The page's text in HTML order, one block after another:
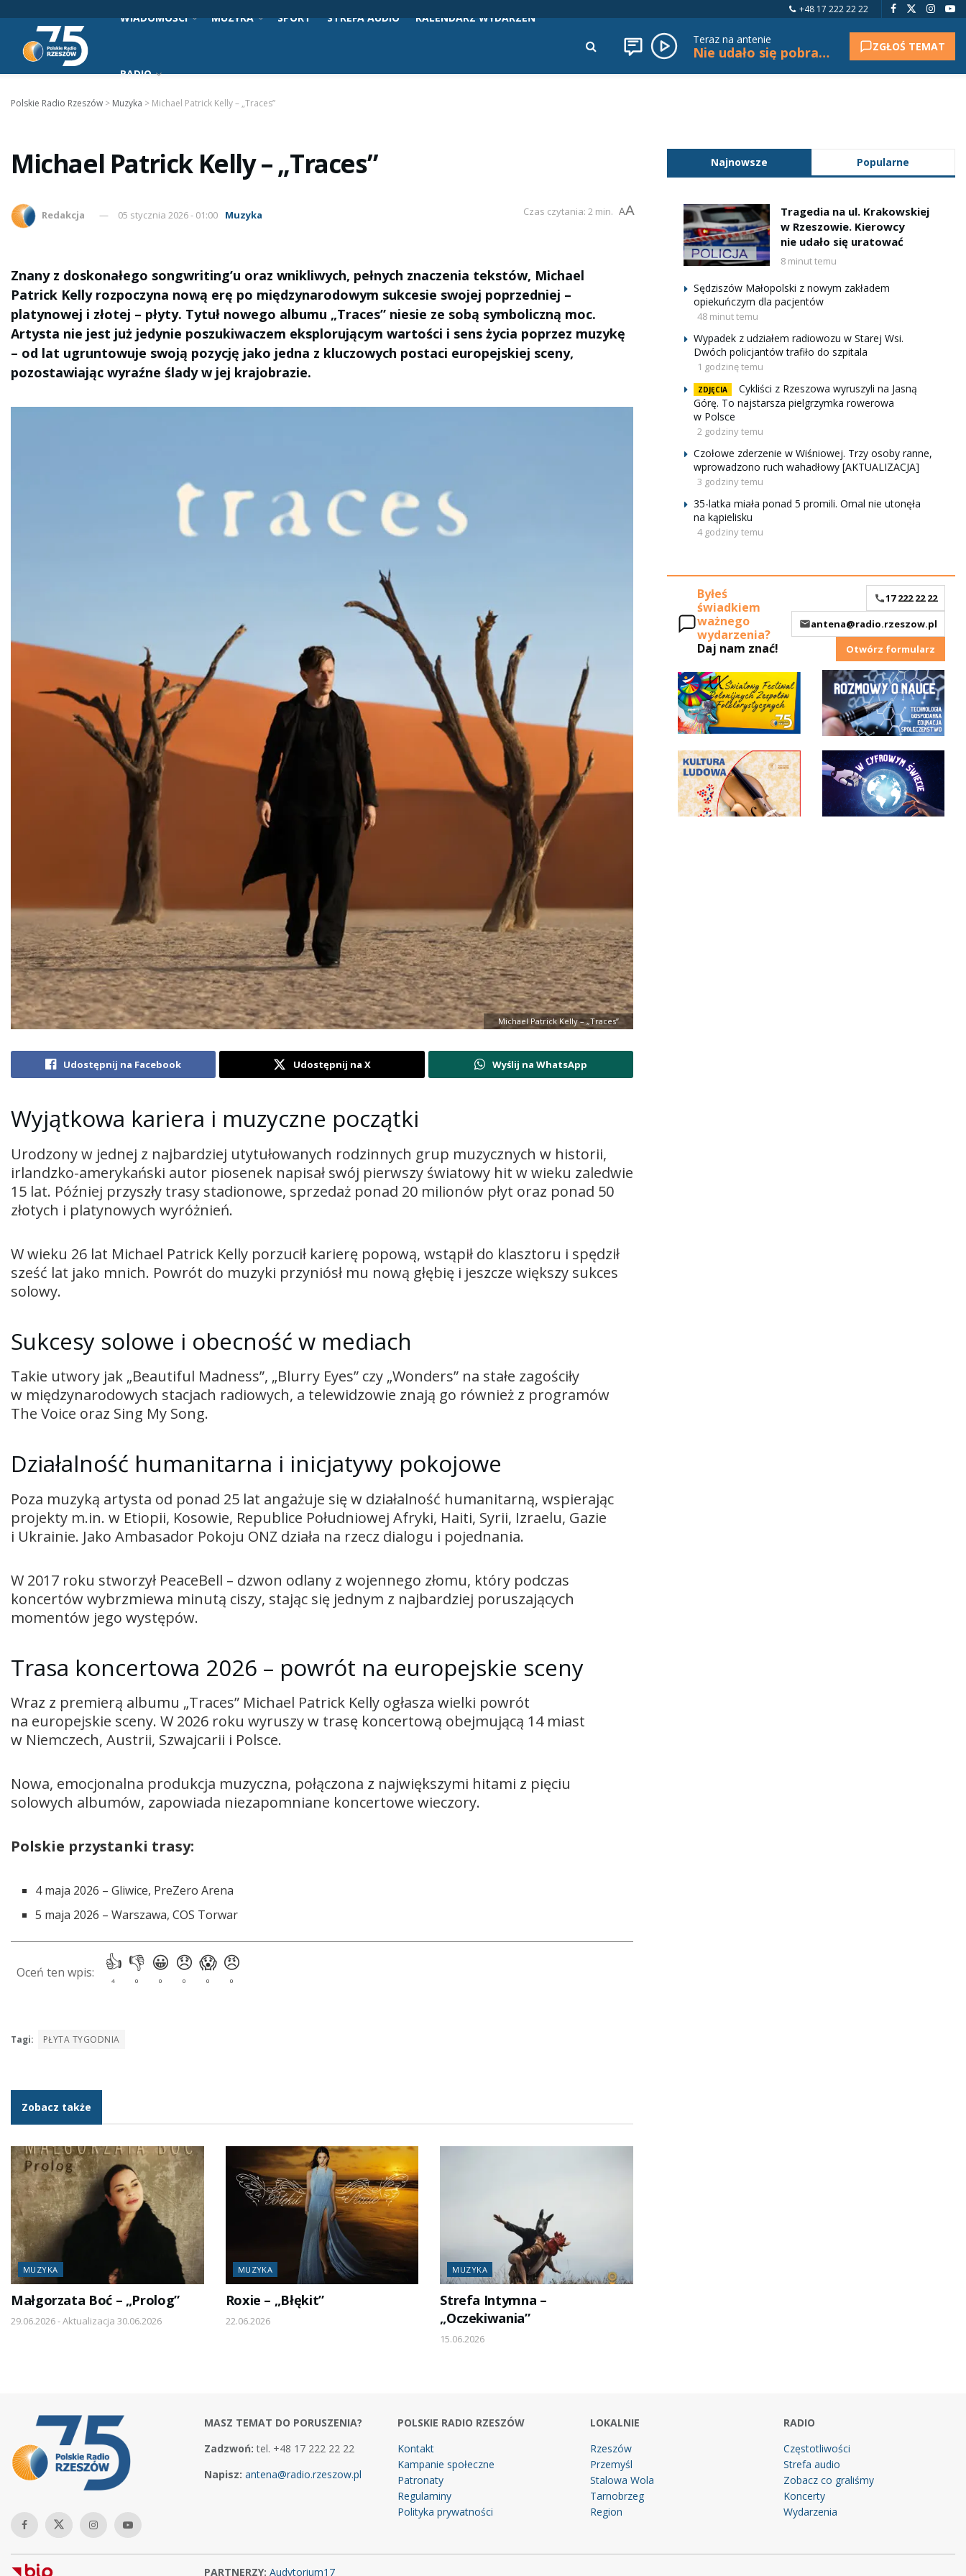
+48 17 222 22 22
WIADOMOŚCI MUZYKA SPORT STREFA AUDIO KALENDARZ WYDARZEŃ
RADIO
Teraz na antenie
Nie udało się pobrać tytułu. ZGŁOŚ TEMAT
Polskie Radio Rzeszów > Muzyka > Michael Patrick Kelly – „Traces”
Michael Patrick Kelly – „Traces”
Redakcja 05 stycznia 2026 - 01:00 Muzyka Czas czytania: 2 min. AA
Znany z doskonałego songwriting’u oraz wnikliwych, pełnych znaczenia tekstów, Michael
Patrick Kelly rozpoczyna nową erę po międzynarodowym sukcesie swojej poprzedniej –
platynowej i złotej – płyty. Tytuł nowego albumu „Traces” niesie ze sobą symboliczną moc.
Artysta nie jest już jedynie poszukiwaczem eksplorującym wartości i sens życia poprzez muzykę
– od lat ugruntowuje swoją pozycję jako jedna z kluczowych postaci europejskiej sceny,
pozostawiając wyraźne ślady w jej krajobrazie.
Michael Patrick Kelly – „Traces”
Udostępnij na Facebook Udostępnij na X Wyślij na WhatsApp
Wyjątkowa kariera i muzyczne początki
Urodzony w jednej z najbardziej utytułowanych rodzinnych grup muzycznych w historii,
irlandzko-amerykański autor piosenek napisał swój pierwszy światowy hit w wieku zaledwie
15 lat. Później przyszły trasy stadionowe, sprzedaż ponad 20 milionów płyt oraz ponad 50
złotych i platynowych wyróżnień.
W wieku 26 lat Michael Patrick Kelly porzucił karierę popową, wstąpił do klasztoru i spędził
sześć lat jako mnich. Powrót do muzyki przyniósł mu nową głębię i jeszcze większy sukces
solowy.
Sukcesy solowe i obecność w mediach
Takie utwory jak „Beautiful Madness”, „Blurry Eyes” czy „Wonders” na stałe zagościły
w międzynarodowych stacjach radiowych, a telewidzowie znają go również z programów
The Voice oraz Sing My Song.
Działalność humanitarna i inicjatywy pokojowe
Poza muzyką artysta od ponad 25 lat angażuje się w działalność humanitarną, wspierając
projekty m.in. w Etiopii, Kosowie, Republice Południowej Afryki, Haiti, Syrii, Izraelu, Gazie
i Ukrainie. Jako Ambasador Pokoju ONZ działa na rzecz dialogu i pojednania.
W 2017 roku stworzył PeaceBell – dzwon odlany z wojennego złomu, który podczas
koncertów wybrzmiewa minutą ciszy, stając się jednym z najbardziej poruszających
momentów jego występów.
Trasa koncertowa 2026 – powrót na europejskie sceny
Wraz z premierą albumu „Traces” Michael Patrick Kelly ogłasza wielki powrót
na europejskie sceny. W 2026 roku wyruszy w trasę koncertową obejmującą 14 miast
w Niemczech, Austrii, Szwajcarii i Polsce.
Nowa, emocjonalna produkcja muzyczna, połączona z największymi hitami z pięciu
solowych albumów, zapowiada niezapomniane koncertowe wieczory.
Polskie przystanki trasy:
4 maja 2026 – Gliwice, PreZero Arena
5 maja 2026 – Warszawa, COS Torwar
Tagi: PŁYTA TYGODNIA
Zobacz także
MUZYKA
Małgorzata Boć – „Prolog”
29.06.2026 - Aktualizacja 30.06.2026
MUZYKA
Roxie – „Błękit”
22.06.2026
MUZYKA
Strefa Intymna –
„Oczekiwania”
15.06.2026
Najnowsze Popularne
Tragedia na ul. Krakowskiej
w Rzeszowie. Kierowcy
nie udało się uratować
8 minut temu
Sędziszów Małopolski z nowym zakładem
opiekuńczym dla pacjentów
48 minut temu
Wypadek z udziałem radiowozu w Starej Wsi.
Dwóch policjantów trafiło do szpitala
1 godzinę temu
ZDJĘCIA
Cykliści z Rzeszowa wyruszyli na Jasną
Górę. To najstarsza pielgrzymka rowerowa
w Polsce
2 godziny temu
Czołowe zderzenie w Wiśniowej. Trzy osoby ranne,
wprowadzono ruch wahadłowy [AKTUALIZACJA]
3 godziny temu
35-latka miała ponad 5 promili. Omal nie utonęła
na kąpielisku
4 godziny temu
Byłeś
świadkiem
ważnego
wydarzenia?
Daj nam znać!
17 222 22 22
antena@radio.rzeszow.pl
Otwórz formularz
MASZ TEMAT DO PORUSZENIA?
Zadzwoń: tel. +48 17 222 22 22
Napisz: antena@radio.rzeszow.pl
POLSKIE RADIO RZESZÓW
Kontakt
Kampanie społeczne
Patronaty
Regulaminy
Polityka prywatności
LOKALNIE
Rzeszów
Przemyśl
Stalowa Wola
Tarnobrzeg
Region
RADIO
Częstotliwości
Strefa audio
Zobacz co graliśmy
Koncerty
Wydarzenia
PARTNERZY: Audytorium17